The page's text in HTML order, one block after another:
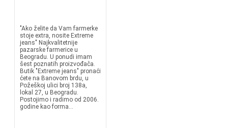
"Ako želite da Vam farmerke
stoje extra, nosite Extreme
jeans" Najkvalitetnije
pazarske farmerice u
Beogradu. U ponudi imam
šest poznatih proizvođača.
Butik "Extreme jeans" pronaći
ćete na Banovom brdu, u
Požeškoj ulici broj 138a,
lokal 27, u Beogradu.
Postojimo i radimo od 2006.
godine kao forma...